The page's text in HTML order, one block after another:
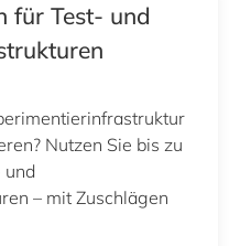
für Test‑ und
Nutzen Sie bis zu
und
– mit Zuschlägen